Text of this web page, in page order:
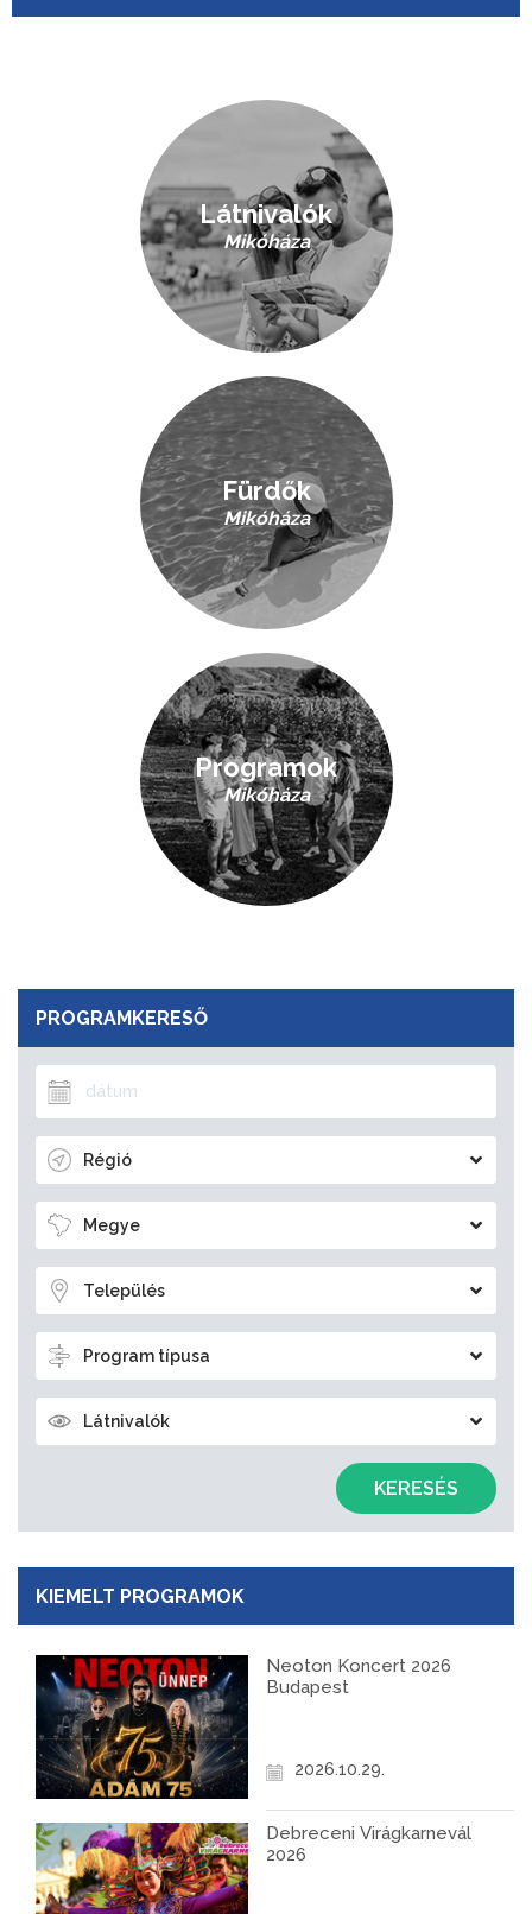
PROGRAMKERESŐ
Régió
Megye
Település
Program típusa
Látnivalók
KERESÉS
KIEMELT PROGRAMOK
Neoton Koncert 2026
Budapest
2026.10.29.
Debreceni Virágkarnevál
2026
Látnivalók
Mikóháza
Fürdők
Mikóháza
Programok
Mikóháza